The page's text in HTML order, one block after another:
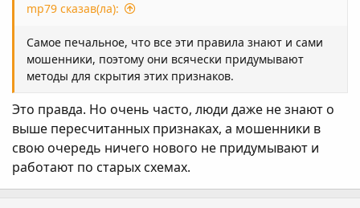
mp79 сказав(ла):
Самое печальное, что все эти правила знают и сами
мошенники, поэтому они всячески придумывают
методы для скрытия этих признаков.
Это правда. Но очень часто, люди даже не знают о
выше пересчитанных признаках, а мошенники в
свою очередь ничего нового не придумывают и
работают по старых схемах.